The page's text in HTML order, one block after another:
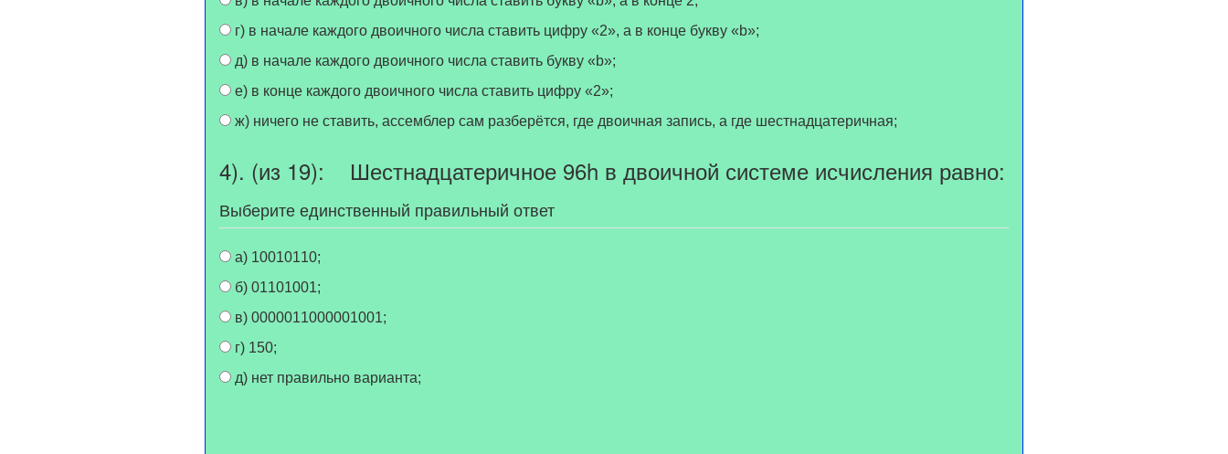
г) в начале каждого двоичного числа ставить цифру «2», а в конце букву «b»;
д) в начале каждого двоичного числа ставить букву «b»;
е) в конце каждого двоичного числа ставить цифру «2»;
ж) ничего не ставить, ассемблер сам разберётся, где двоичная запись, а где шестнадцатеричная;
4). (из 19): Шестнадцатеричное 96h в двоичной системе исчисления равно:
Выберите единственный правильный ответ
а) 10010110;
б) 01101001;
в) 0000011000001001;
г) 150;
д) нет правильно варианта;